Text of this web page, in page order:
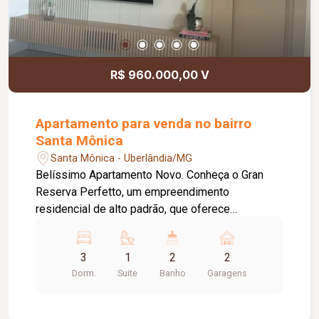
01 condo (entrada).
R$ 960.000,00 V
Apartamento para venda no bairro
Santa Mônica
Santa Mônica - Uberlândia/MG
Belíssimo Apartamento Novo. Conheça o Gran
Reserva Perfetto, um empreendimento
residencial de alto padrão, que oferece
todas as comodidades que você precisa para
viver com qualidade de vida. Este moderno
apartamento com fino acabamento oferece
3
Dorm.
1
Suite
2
Banho
2
Garagens